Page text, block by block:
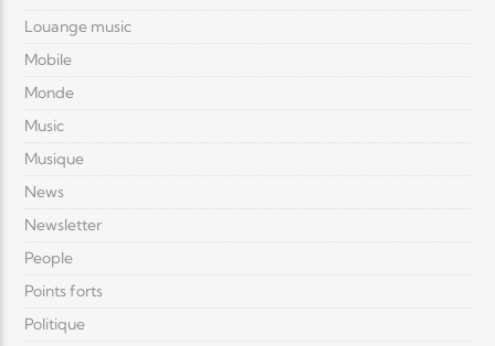
Louange music
Mobile
Monde
Music
Musique
News
Newsletter
People
Points forts
Politique